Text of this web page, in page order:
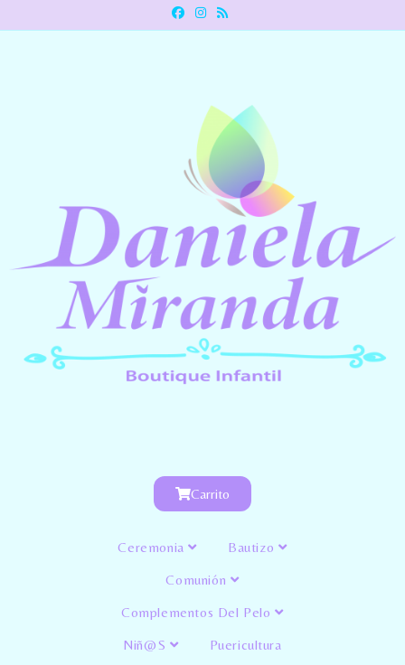
Carrito
Ceremonia Bautizo
Comunión
Complementos Del Pelo
Niñ@s Puericultura